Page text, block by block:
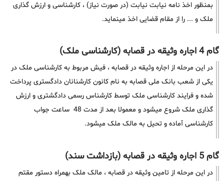
بمنظور اخذ نامه نیابت نیابت (در صورت نیاز) ، کارشناسی و ارزش گذاری
ملک و ... را از مقام قضایی اخذ مینماید.
گام 4 اجاره وثیقه در قصابه (کارشناسی ملک)
در این مرحله از اجاره وثیقه در قصابه ، فیش مربوط به کارشناسی ملک در
یکی از شعب بانک ملی قصابه به نام کانون کارشنانان دادگستری پرداخت
شده و فرایند کارشناسی ملک توسط کارشناس رسمی دادگشتری و ارزش
گذاری ملک شروع میشود و معمولا بعد از مدت 48 ساعت جواب
کارشناسی آماده و تحیل به مالک ملک میشود.
گام 5 اجاره وثیقه در قصابه (بازداشت سند)
در این مرحله از تامین وثیقه در قصابه ، مالک ملک بهمراه دستور مقتم